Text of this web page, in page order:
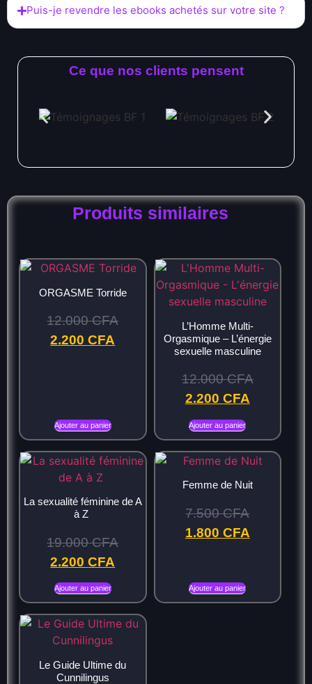
Puis-je revendre les ebooks achetés sur votre site ?
Ce que nos clients pensent
Produits similaires
ORGASME Torride
12.000CFA
2.200CFA
Ajouter au panier
L’Homme Multi-
Orgasmique – L’énergie
sexuelle masculine
12.000CFA
2.200 CFA
Ajouter au panier
La sexualité féminine de A
à Z
19.000CFA
2.200CFA
Ajouter au panier
Femme de Nuit
7.500CFA
1.800 CFA
Ajouter au panier
Le Guide Ultime du
Cunnilingus